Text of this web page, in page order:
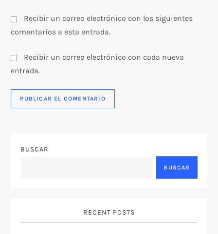
Recibir un correo electrónico con los siguientes
comentarios a esta entrada.
Recibir un correo electrónico con cada nueva
entrada.
BUSCAR
BUSCAR
RECENT POSTS